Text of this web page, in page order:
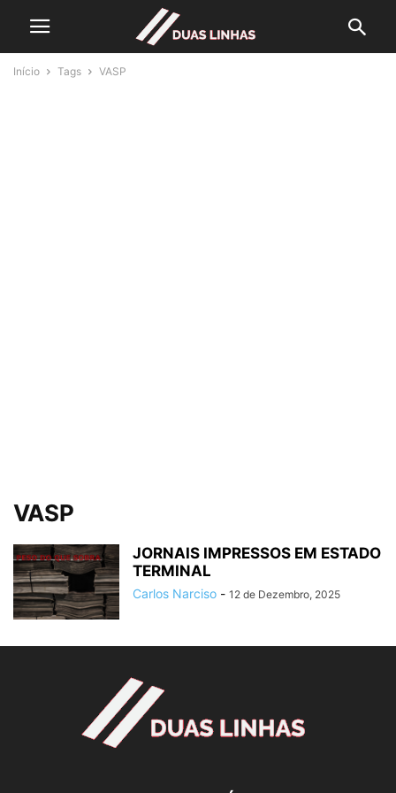
Início Tags VASP
VASP
JORNAIS IMPRESSOS EM ESTADO
TERMINAL
Carlos Narciso - 12 de Dezembro, 2025